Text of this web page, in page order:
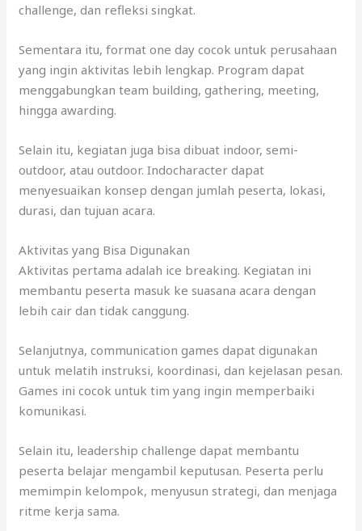
challenge, dan refleksi singkat.
Sementara itu, format one day cocok untuk perusahaan
yang ingin aktivitas lebih lengkap. Program dapat
menggabungkan team building, gathering, meeting,
hingga awarding.
Selain itu, kegiatan juga bisa dibuat indoor, semi-
outdoor, atau outdoor. Indocharacter dapat
menyesuaikan konsep dengan jumlah peserta, lokasi,
durasi, dan tujuan acara.
Aktivitas yang Bisa Digunakan
Aktivitas pertama adalah ice breaking. Kegiatan ini
membantu peserta masuk ke suasana acara dengan
lebih cair dan tidak canggung.
Selanjutnya, communication games dapat digunakan
untuk melatih instruksi, koordinasi, dan kejelasan pesan.
Games ini cocok untuk tim yang ingin memperbaiki
komunikasi.
Selain itu, leadership challenge dapat membantu
peserta belajar mengambil keputusan. Peserta perlu
memimpin kelompok, menyusun strategi, dan menjaga
ritme kerja sama.